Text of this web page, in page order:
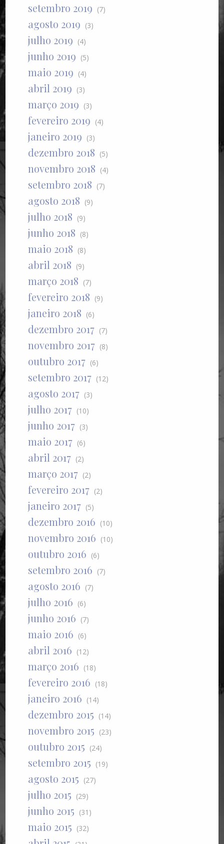
setembro 2019 (7)
agosto 2019 (3)
julho 2019 (4)
junho 2019 (5)
maio 2019 (4)
abril 2019 (3)
março 2019 (3)
fevereiro 2019 (4)
janeiro 2019 (3)
dezembro 2018 (5)
novembro 2018 (4)
setembro 2018 (7)
agosto 2018 (9)
julho 2018 (9)
junho 2018 (8)
maio 2018 (8)
abril 2018 (9)
março 2018 (7)
fevereiro 2018 (9)
janeiro 2018 (6)
dezembro 2017 (7)
novembro 2017 (8)
outubro 2017 (6)
setembro 2017 (12)
agosto 2017 (3)
julho 2017 (10)
junho 2017 (3)
maio 2017 (6)
abril 2017 (2)
março 2017 (2)
fevereiro 2017 (2)
janeiro 2017 (5)
dezembro 2016 (10)
novembro 2016 (10)
outubro 2016 (6)
setembro 2016 (7)
agosto 2016 (7)
julho 2016 (6)
junho 2016 (7)
maio 2016 (6)
abril 2016 (12)
março 2016 (18)
fevereiro 2016 (18)
janeiro 2016 (14)
dezembro 2015 (14)
novembro 2015 (23)
outubro 2015 (24)
setembro 2015 (19)
agosto 2015 (27)
julho 2015 (29)
junho 2015 (31)
maio 2015 (32)